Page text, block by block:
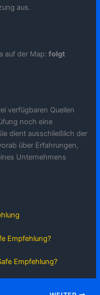
aus.
auf der Map:folgt
verfügbaren Quellen
noch eine
dient ausschließlich der
über Erfahrungen,
Unternehmens
Empfehlung?
Empfehlung?